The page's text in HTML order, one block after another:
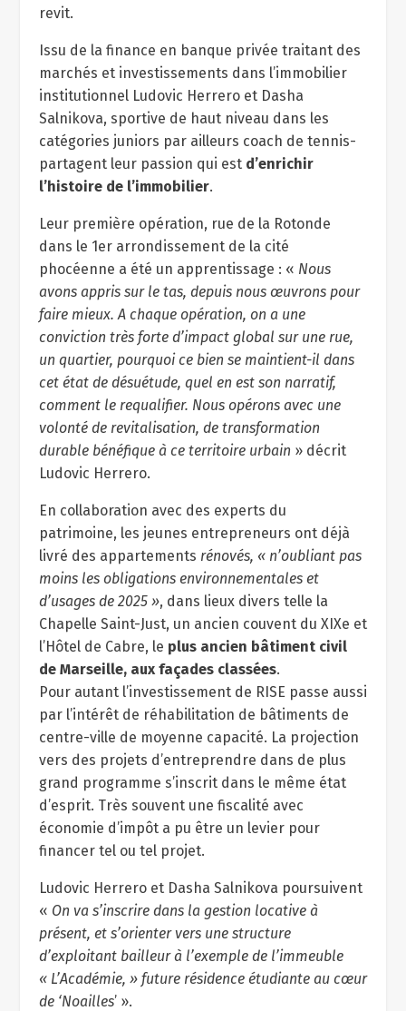
revit.
Issu de la finance en banque privée traitant des
marchés et investissements dans l’immobilier
institutionnel Ludovic Herrero et Dasha
Salnikova, sportive de haut niveau dans les
catégories juniors par ailleurs coach de tennis-
partagent leur passion qui est d’enrichir
l’histoire de l’immobilier.
Leur première opération, rue de la Rotonde
dans le 1erarrondissement de la cité
phocéenne a été un apprentissage : « Nous
avons appris sur le tas, depuis nous œuvrons pour
faire mieux. A chaque opération, on a une
conviction très forte d’impact global sur une rue,
un quartier, pourquoi ce bien se maintient-il dans
cet état de désuétude, quel en est son narratif,
comment le requalifier. Nous opérons avec une
volonté de revitalisation, de transformation
durable bénéfique à ce territoire urbain » décrit
Ludovic Herrero.
En collaboration avec des experts du
patrimoine, les jeunes entrepreneurs ont déjà
livré des appartements rénovés, « n’oubliant pas
moins les obligations environnementales et
d’usages de 2025 », dans lieux divers telle la
Chapelle Saint-Just, un ancien couvent du XIXe et
l’Hôtel de Cabre, le plus ancien bâtiment civil
de Marseille, aux façades classées.
Pour autant l’investissement de RISE passe aussi
par l’intérêt de réhabilitation de bâtiments de
centre-ville de moyenne capacité. La projection
vers des projets d’entreprendre dans de plus
grand programme s’inscrit dans le même état
d’esprit. Très souvent une fiscalité avec
économie d’impôt a pu être un levier pour
financer tel ou tel projet.
Ludovic Herrero et Dasha Salnikova poursuivent
« On va s’inscrire dans la gestion locative à
présent, et s’orienter vers une structure
d’exploitant bailleurà l’exemple de l’immeuble
« L’Académie, » future résidence étudiante au cœur
de ‘Noailles’ ».